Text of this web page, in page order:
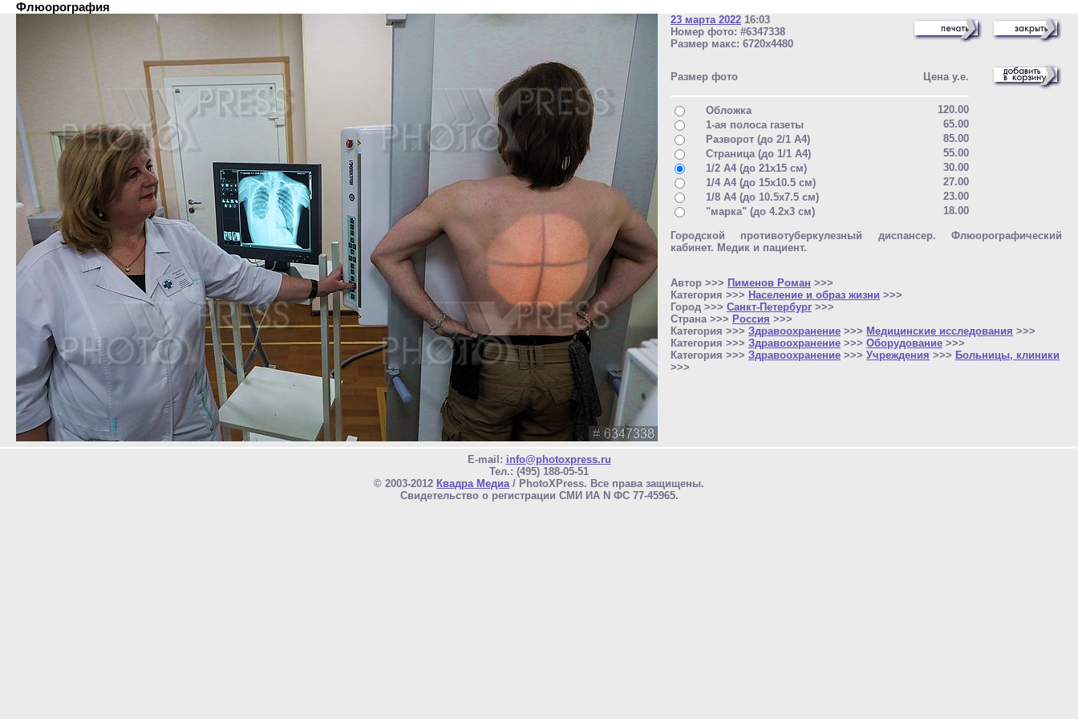
Флюорография
23 марта 2022 16:03
Номер фото: #6347338
Размер макс: 6720x4480
Размер фото Цена у.е.
Обложка
120.00
1-ая полоса газеты
65.00
Разворот (до 2/1 A4)
85.00
Страница (до 1/1 A4)
55.00
1/2 A4 (до 21x15 см)
30.00
1/4 A4 (до 15x10.5 см)
27.00
1/8 A4 (до 10.5x7.5 см)
23.00
"марка" (до 4.2x3 см)
18.00
Городской противотуберкулезный диспансер. Флюорографический
кабинет. Медик и пациент.
Автор >>> Пименов Роман >>>
Категория >>> Население и образ жизни >>>
Город >>> Санкт-Петербург >>>
Страна >>> Россия >>>
Категория >>> Здравоохранение >>> Медицинские исследования >>>
Категория >>> Здравоохранение >>> Оборудование >>>
Категория >>> Здравоохранение >>> Учреждения >>> Больницы, клиники
>>>
E-mail: info@photoxpress.ru
Тел.: (495) 188-05-51
© 2003-2012 Квадра Медиа/ PhotoXPress. Все права защищены.
Свидетельство о регистрации СМИ ИА N ФС 77-45965.